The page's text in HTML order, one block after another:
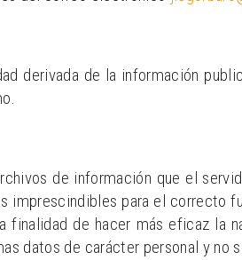
derivada de la información
de información que el
imprescindibles para el correcto
de hacer más eficaz la
datos de carácter personal y no